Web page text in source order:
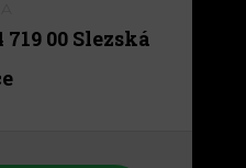
00 Slezská